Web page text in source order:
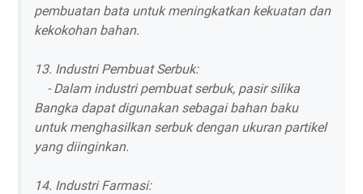
pembuatan bata untuk meningkatkan kekuatan dan
kekokohan bahan.
13. Industri Pembuat Serbuk:
- Dalam industri pembuat serbuk, pasir silika
Bangka dapat digunakan sebagai bahan baku
untuk menghasilkan serbuk dengan ukuran partikel
yang diinginkan.
14. Industri Farmasi: